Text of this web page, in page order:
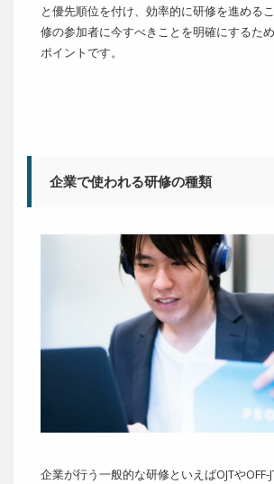
と優先順位を付け、効率的に研修を進める
修の参加者に今すべきことを明確にするた
ポイントです。
企業で使われる研修の種類
企業が行う一般的な研修といえばOJTやOFF-